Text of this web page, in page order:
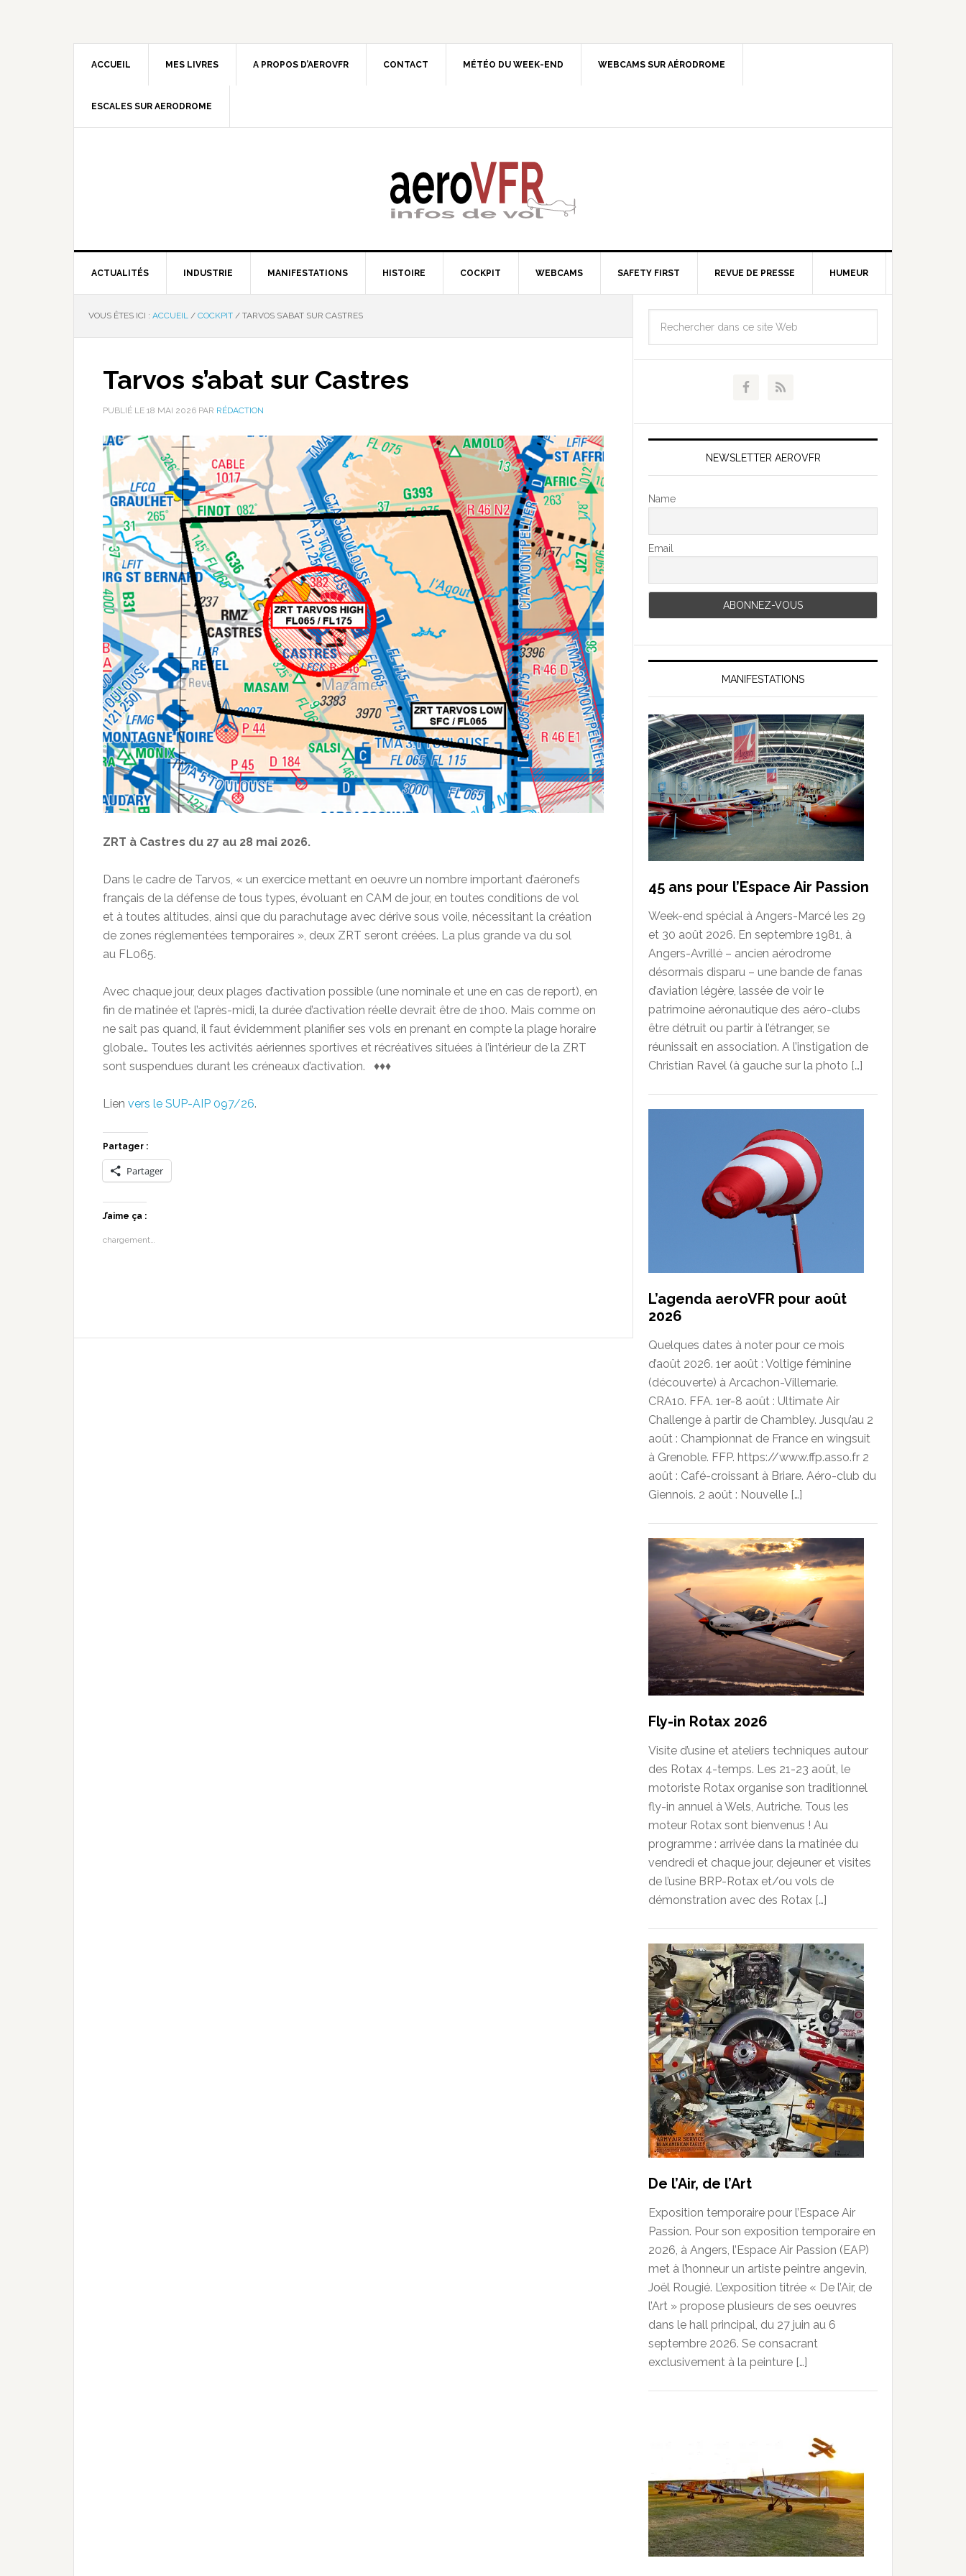
ACCUEIL MES LIVRES A PROPOS D’AEROVFR CONTACT MÉTÉO DU WEEK-END WEBCAMS SUR AÉRODROME
ESCALES SUR AERODROME
ACTUALITÉS INDUSTRIE MANIFESTATIONS HISTOIRE COCKPIT WEBCAMS SAFETY FIRST REVUE DE PRESSE HUMEUR
VOUS ÊTES ICI : ACCUEIL / COCKPIT / TARVOS S’ABAT SUR CASTRES
Tarvos s’abat sur Castres
PUBLIÉ LE 18 MAI 2026 PAR RÉDACTION
ZRT à Castres du 27 au 28 mai 2026.
Dans le cadre de Tarvos, « un exercice mettant en oeuvre un nombre important d’aéronefs
français de la défense de tous types, évoluant en CAM de jour, en toutes conditions de vol
et à toutes altitudes, ainsi que du parachutage avec dérive sous voile, nécessitant la création
de zones réglementées temporaires », deux ZRT seront créées. La plus grande va du sol
au FL065.
Avec chaque jour, deux plages d’activation possible (une nominale et une en cas de report), en
fin de matinée et l’après-midi, la durée d’activation réelle devrait être de 1h00. Mais comme on
ne sait pas quand, il faut évidemment planifier ses vols en prenant en compte la plage horaire
globale… Toutes les activités aériennes sportives et récréatives situées à l’intérieur de la ZRT
sont suspendues durant les créneaux d’activation. ♦♦♦
Lien vers le SUP-AIP 097/26.
Partager :
Partager
J’aime ça :
chargement…
NEWSLETTER AEROVFR
Name
Email
MANIFESTATIONS
45 ans pour l’Espace Air Passion
Week-end spécial à Angers-Marcé les 29
et 30 août 2026. En septembre 1981, à
Angers-Avrillé – ancien aérodrome
désormais disparu – une bande de fanas
d’aviation légère, lassée de voir le
patrimoine aéronautique des aéro-clubs
être détruit ou partir à l’étranger, se
réunissait en association. A l’instigation de
Christian Ravel (à gauche sur la photo […]
L’agenda aeroVFR pour août
2026
Quelques dates à noter pour ce mois
d’août 2026. 1er août : Voltige féminine
(découverte) à Arcachon-Villemarie.
CRA10. FFA. 1er-8 août : Ultimate Air
Challenge à partir de Chambley. Jusqu’au 2
août : Championnat de France en wingsuit
à Grenoble. FFP. https://www.ffp.asso.fr 2
août : Café-croissant à Briare. Aéro-club du
Giennois. 2 août : Nouvelle […]
Fly-in Rotax 2026
Visite d’usine et ateliers techniques autour
des Rotax 4-temps. Les 21-23 août, le
motoriste Rotax organise son traditionnel
fly-in annuel à Wels, Autriche. Tous les
moteur Rotax sont bienvenus ! Au
programme : arrivée dans la matinée du
vendredi et chaque jour, dejeuner et visites
de l’usine BRP-Rotax et/ou vols de
démonstration avec des Rotax […]
De l’Air, de l’Art
Exposition temporaire pour l’Espace Air
Passion. Pour son exposition temporaire en
2026, à Angers, l’Espace Air Passion (EAP)
met à l’honneur un artiste peintre angevin,
Joël Rougié. L’exposition titrée « De l’Air, de
l’Art » propose plusieurs de ses oeuvres
dans le hall principal, du 27 juin au 6
septembre 2026. Se consacrant
exclusivement à la peinture […]